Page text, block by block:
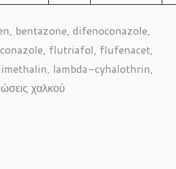
bentazone, difenoconazole,
flutriafol, flufenacet,
lambda-cyhalothrin,
χαλκού